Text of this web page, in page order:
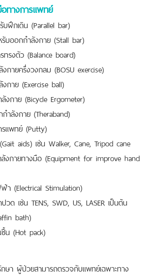
ทางการแพทย์
บฝึกเดิน (Parallel bar)
บออกกำลังกาย (Stall bar)
ทรงตัว (Balance board)
กายครึ่งวงกลม (BOSU exercise)
กาย (Exercise ball)
งกาย (Bicycle Ergometer)
ำลังกาย (Theraband)
แพทย์ (Putty)
aids) เช่น Walker, Cane, Tripod cane
กายทางมือ (Equipment for improve hand
า (Electrical Stimulation)
วด เช่น TENS, SWD, US, LASER เป็นต้น
bath)
น (Hot pack)
า ผู้ป่วยสามารถตรวจกับแพทย์เฉพาะทาง